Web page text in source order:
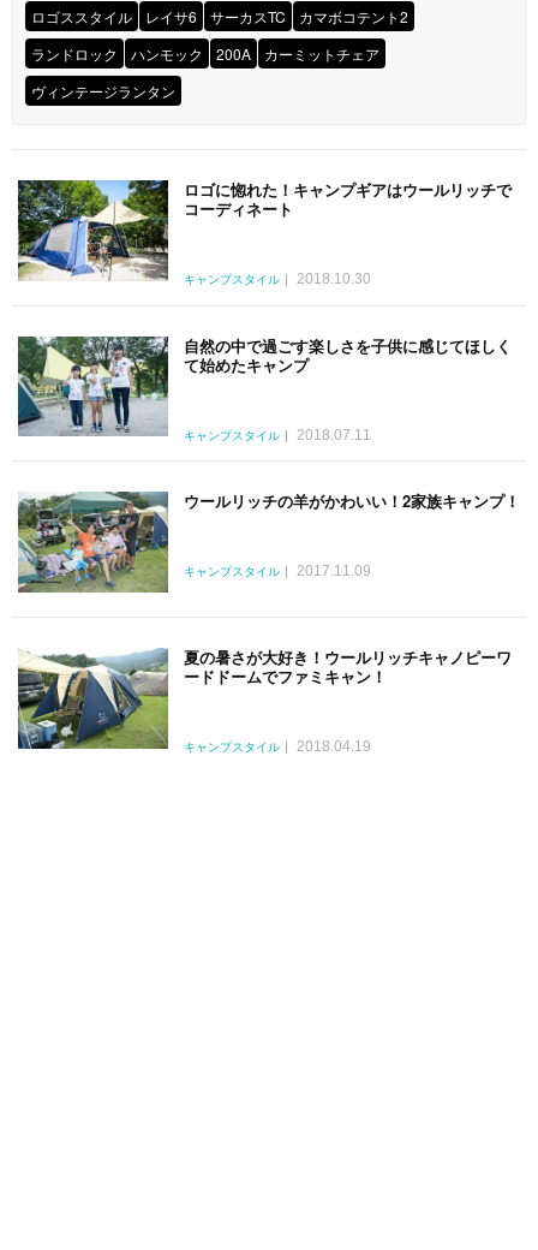
ロゴススタイル
レイサ6 サーカスTC
カマボコテント2
ランドロック
ハンモック 200A
カーミットチェア
ヴィンテージランタン
ロゴに惚れた！キャンプギアはウールリッチで
コーディネート
キャンプスタイル 2018.10.30
自然の中で過ごす楽しさを子供に感じてほしく
て始めたキャンプ
キャンプスタイル 2018.07.11
ウールリッチの羊がかわいい！2家族キャンプ！
キャンプスタイル 2017.11.09
夏の暑さが大好き！ウールリッチキャノピーワ
ードドームでファミキャン！
キャンプスタイル 2018.04.19